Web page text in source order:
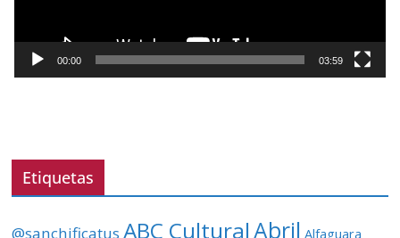
o
í
00:00 03:59
Etiquetas
@sanchificatus ABC CulturalAbril Alfaguara